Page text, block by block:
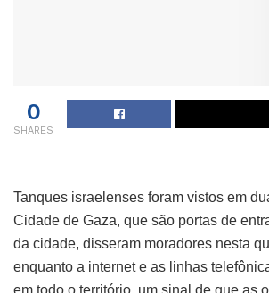
0
SHARES
Tanques israelenses foram vistos em
Cidade de Gaza, que são portas de
da cidade, disseram moradores nesta
enquanto a internet e as linhas
em todo o território, um sinal de que as